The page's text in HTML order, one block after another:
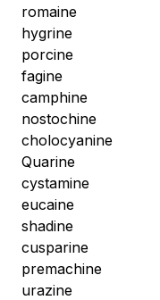
romaine
hygrine
porcine
fagine
camphine
nostochine
cholocyanine
Quarine
cystamine
eucaine
shadine
cusparine
premachine
urazine